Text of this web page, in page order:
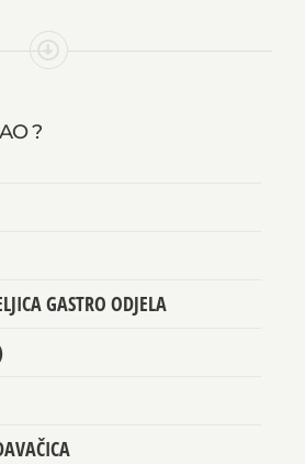
?
GASTRO ODJELA